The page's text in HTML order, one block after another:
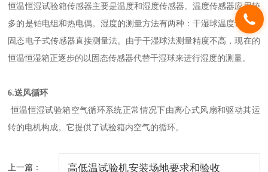
恒温恒湿试验箱传感器主要是温度和湿度传感器。温度传感器应用较
多的是铂电组和热电偶。湿度的测量方法有两种：干湿球温度计法和
固态电子式传感器直接测量法。由于干湿球法测量精度不高，现在的
恒温恒湿箱正逐步的以固态传感器代替干湿球来进行湿度的测量。
6.送风循环
恒温恒湿试验箱空气循环系统正常情况下由离心式风扇和驱动其运
转的电机构成。它提供了试验箱内空气的循环。
上一篇： 高低温试验机安装场地要求和验收